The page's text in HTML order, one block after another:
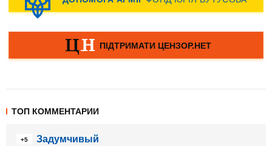
ТОП КОММЕНТАРИИ
+5
Задумчивый